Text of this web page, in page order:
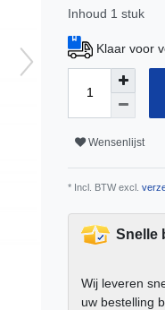
Inhoud 1 stuk
Klaar voor
Wensenlijst
* Incl. BTW excl.
Snelle
Wij leveren
uw bestelling